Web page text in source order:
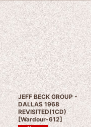
JEFF BECK GROUP -
DALLAS 1968
REVISITED(1CD)
[Wardour-612]